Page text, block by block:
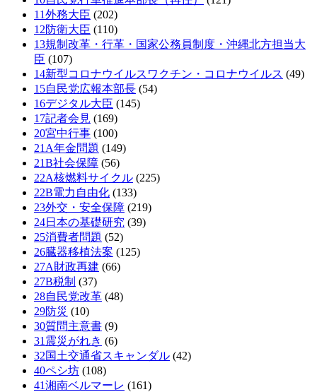
11外務大臣 (202)
12防衛大臣 (110)
13規制改革・行革・国家公務員制度・沖縄北方担当大
臣 (107)
14新型コロナウイルスワクチン・コロナウイルス (49)
15自民党広報本部長 (54)
16デジタル大臣 (145)
17記者会見 (169)
20宮中行事 (100)
21A年金問題 (149)
21B社会保障 (56)
22A核燃料サイクル (225)
22B電力自由化 (133)
23外交・安全保障 (219)
24日本の基礎研究 (39)
25消費者問題 (52)
26臓器移植法案 (125)
27A財政再建 (66)
27B税制 (37)
28自民党改革 (48)
29防災 (10)
30質問主意書 (9)
31震災がれき (6)
32国土交通省スキャンダル (42)
40ペシ坊 (108)
41湘南ベルマーレ (161)